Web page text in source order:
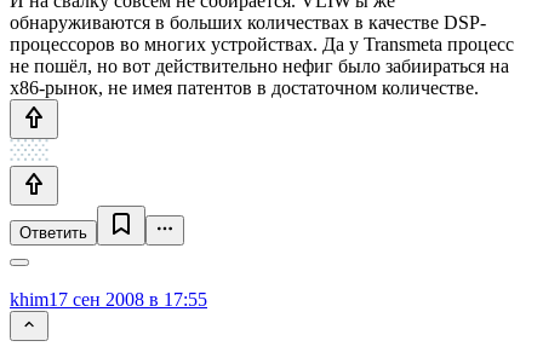
обнаруживаются в больших количествах в качестве DSP-
процессоров во многих устройствах. Да у Transmeta процесс
не пошёл, но вот действительно нефиг было забиираться на
x86-рынок, не имея патентов в достаточном количестве.
Ответить
khim17 сен 2008 в 17:55